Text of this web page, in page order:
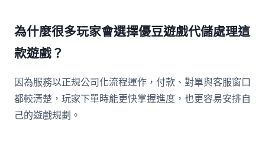
為什麼很多玩家會選擇優豆遊戲代儲處理這
款遊戲？
因為服務以正規公司化流程運作，付款、對單與客服窗口
都較清楚，玩家下單時能更快掌握進度，也更容易安排自
己的遊戲規劃。